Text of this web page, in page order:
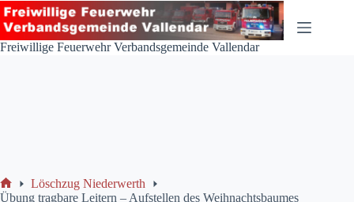
Zum
Inhalt
springen
Freiwillige Feuerwehr Verbandsgemeinde Vallendar
Start
Löschzug Niederwerth
Übung tragbare Leitern – Aufstellen des Weihnachtsbaumes